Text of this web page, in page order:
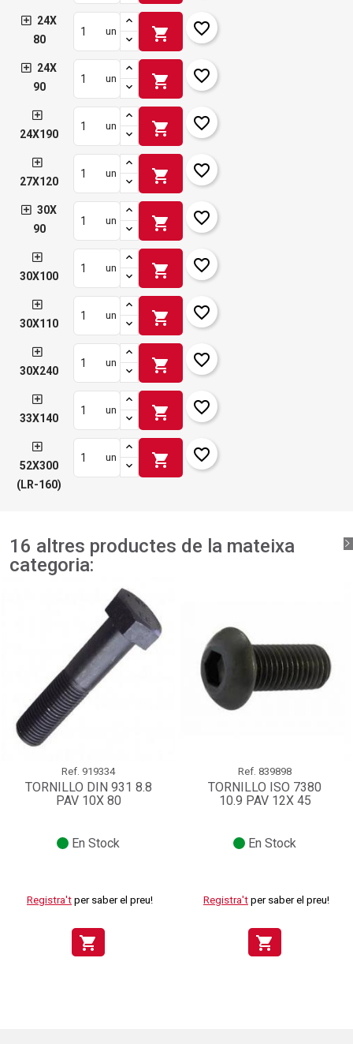
24X
80
un shopping_cart favorite_border
24X
90
un shopping_cart favorite_border
24X190
un shopping_cart favorite_border
27X120
un shopping_cart favorite_border
30X
90
un shopping_cart favorite_border
30X100
un shopping_cart favorite_border
30X110
un shopping_cart favorite_border
30X240
un shopping_cart favorite_border
33X140
un shopping_cart favorite_border
52X300
(LR-160)
un shopping_cart favorite_border
16 altres productes de la mateixa
categoria:
Ref. 919334
TORNILLO DIN 931 8.8
PAV 10X 80
En Stock
Registra't per saber el preu!
shopping_cart
Ref. 839898
TORNILLO ISO 7380
10.9 PAV 12X 45
En Stock
Registra't per saber el preu!
shopping_cart